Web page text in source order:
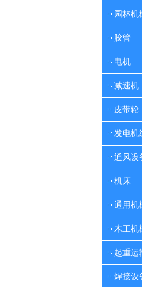
园林机
胶管
电机
减速机
皮带轮
发电机
通风设
机床
通用机
木工机
起重运
焊接设